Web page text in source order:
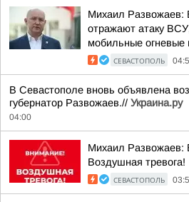
Михаил Развожаев:
отражают атаку
мобильные огневые
СЕВАСТОПОЛЬ
В Севастополе вновь объявлена
губернатор Развожаев.// Украина.ру
04:00
Михаил Развожаев:
Воздушная тревога!
СЕВАСТОПОЛЬ